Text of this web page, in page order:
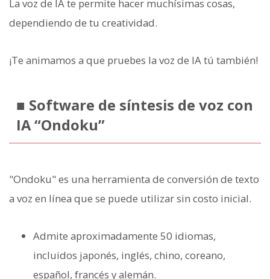
La voz de IA te permite hacer muchísimas cosas,
dependiendo de tu creatividad.
¡Te animamos a que pruebes la voz de IA tú también!
■ Software de síntesis de voz con
IA “Ondoku”
"Ondoku" es una herramienta de conversión de texto
a voz en línea que se puede utilizar sin costo inicial.
Admite aproximadamente 50 idiomas,
incluidos japonés, inglés, chino, coreano,
español, francés y alemán.